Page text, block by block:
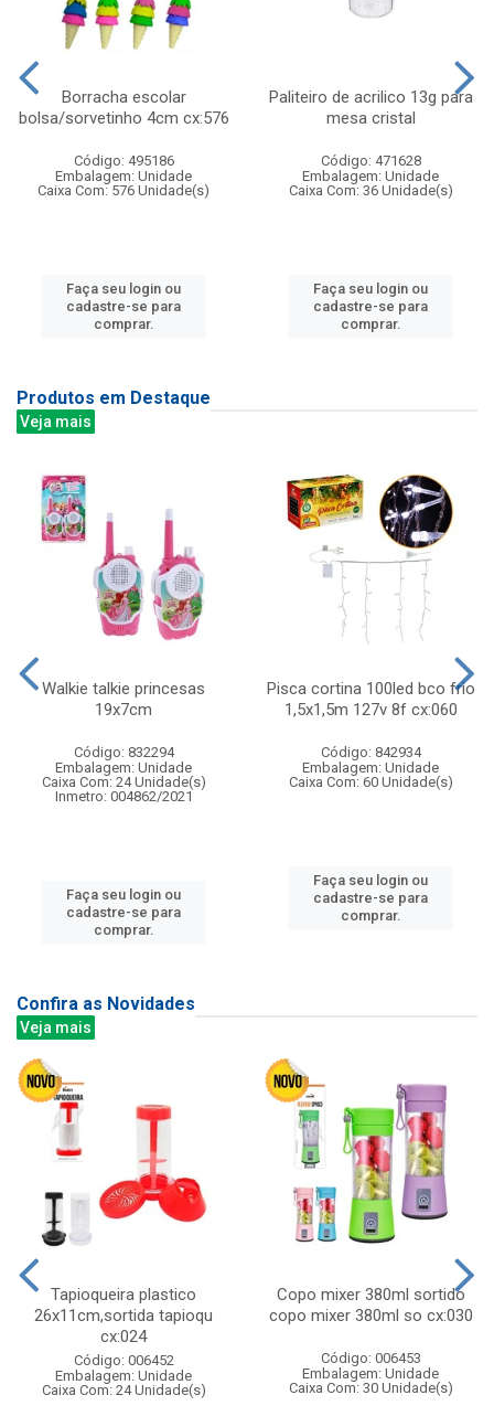
Borracha escolar
bolsa/sorvetinho 4cm cx:576
Código: 495186
Embalagem: Unidade
Caixa Com: 576 Unidade(s)
Faça seu login ou
cadastre-se para
comprar.
Paliteiro de acrilico 13g para
mesa cristal
Código: 471628
Embalagem: Unidade
Caixa Com: 36 Unidade(s)
Faça seu login ou
cadastre-se para
comprar.
Produtos em Destaque
Veja mais
Walkie talkie princesas
19x7cm
Código: 832294
Embalagem: Unidade
Caixa Com: 24 Unidade(s)
Inmetro: 004862/2021
Faça seu login ou
cadastre-se para
comprar.
Pisca cortina 100led bco frio
1,5x1,5m 127v 8f cx:060
Código: 842934
Embalagem: Unidade
Caixa Com: 60 Unidade(s)
Faça seu login ou
cadastre-se para
comprar.
Confira as Novidades
Veja mais
Tapioqueira plastico
26x11cm,sortida tapioqu
cx:024
Código: 006452
Embalagem: Unidade
Caixa Com: 24 Unidade(s)
Copo mixer 380ml sortido
copo mixer 380ml so cx:030
Código: 006453
Embalagem: Unidade
Caixa Com: 30 Unidade(s)